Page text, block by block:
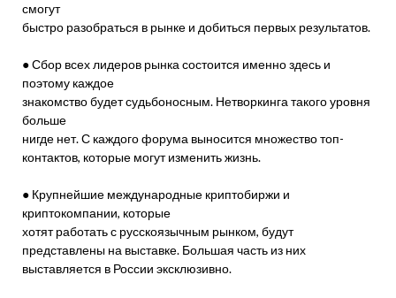
смогут
быстро разобраться в рынке и добиться первых результатов.
● Сбор всех лидеров рынка состоится именно здесь и
поэтому каждое
знакомство будет судьбоносным. Нетворкинга такого уровня
больше
нигде нет. С каждого форума выносится множество топ-
контактов, которые могут изменить жизнь.
● Крупнейшие международные криптобиржи и
криптокомпании, которые
хотят работать с русскоязычным рынком, будут
представлены на выставке. Большая часть из них
выставляется в России эксклюзивно.